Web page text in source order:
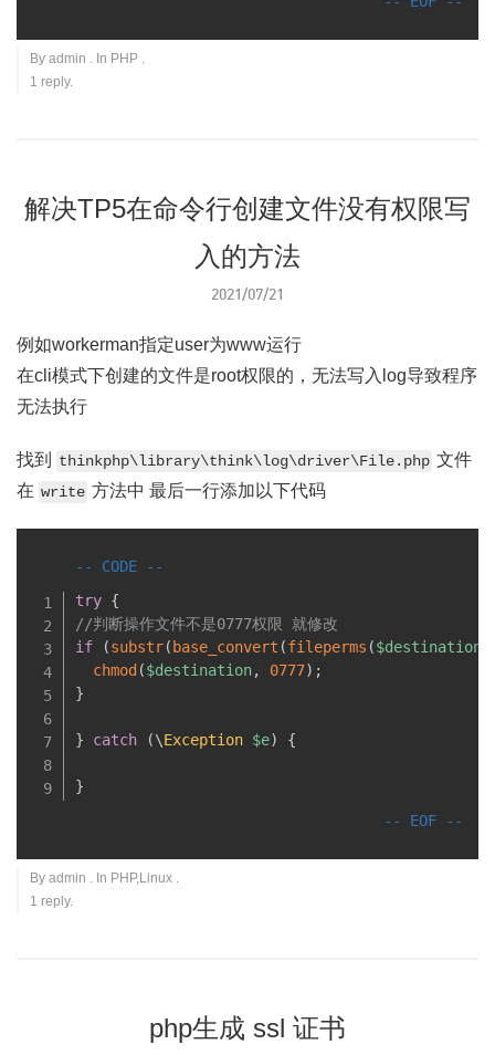
By admin . In PHP .
1 reply.
解决TP5在命令行创建文件没有权限写
入的方法
2021/07/21
例如workerman指定user为www运行
在cli模式下创建的文件是root权限的，无法写入log导致程序
无法执行
找到 thinkphp\library\think\log\driver\File.php 文件
在 write 方法中 最后一行添加以下代码
try {
//判断操作文件不是0777权限 就修改
if
(substr( base_convert (fileperms ($destination
chmod ($destination, 0777) ;
}
} catch (\Exception $e) {
}
By admin . In PHP,Linux .
1 reply.
php生成 ssl 证书